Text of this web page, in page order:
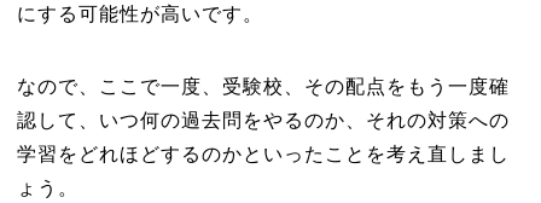
にする可能性が高いです。
なので、ここで一度、受験校、その配点をもう一度確
認して、いつ何の過去問をやるのか、それの対策への
学習をどれほどするのかといったことを考え直しまし
ょう。